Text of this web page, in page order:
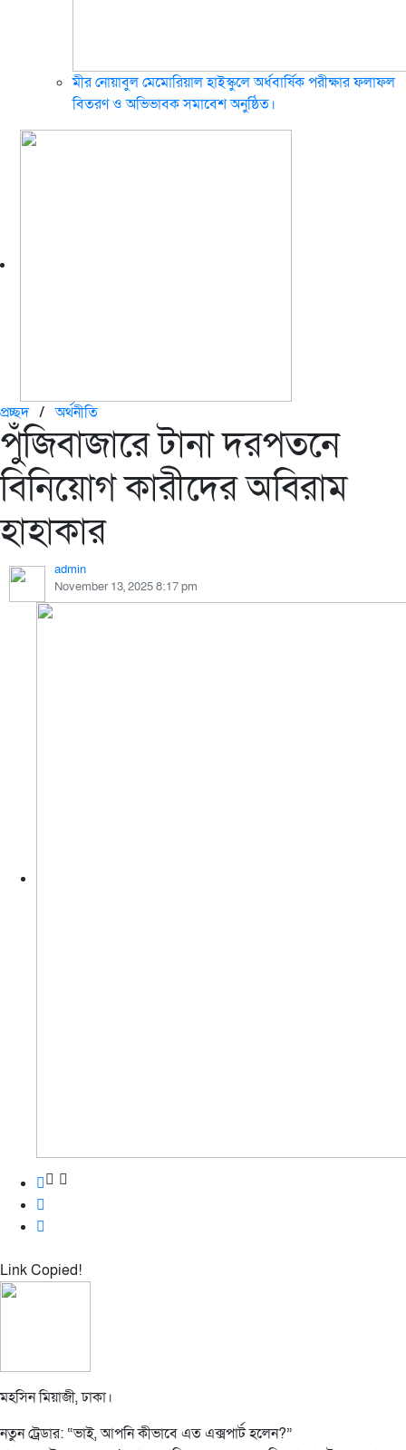
মীর নোয়াবুল মেমোরিয়াল হাইস্কুলে অর্ধবার্ষিক পরীক্ষার ফলাফল
বিতরণ ও অভিভাবক সমাবেশ অনুষ্ঠিত।
প্রচ্ছদ/অর্থনীতি
পুঁজিবাজারে টানা দরপতনে
বিনিয়োগ কারীদের অবিরাম
হাহাকার
admin
November 13, 2025 8:17 pm
Link Copied!
মহসিন মিয়াজী, ঢাকা।
নতুন ট্রেডার: “ভাই, আপনি কীভাবে এত এক্সপার্ট হলেন?”